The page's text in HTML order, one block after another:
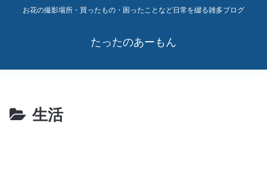
お花の撮影場所・買ったもの・困ったことなど日常を綴る雑多ブログ
たったのあーもん
生活